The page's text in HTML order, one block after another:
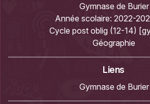
Gymnase de Burier
Année scolaire: 2022-
Cycle post oblig (12-14)
Géographie
Liens
Gymnase de Burier